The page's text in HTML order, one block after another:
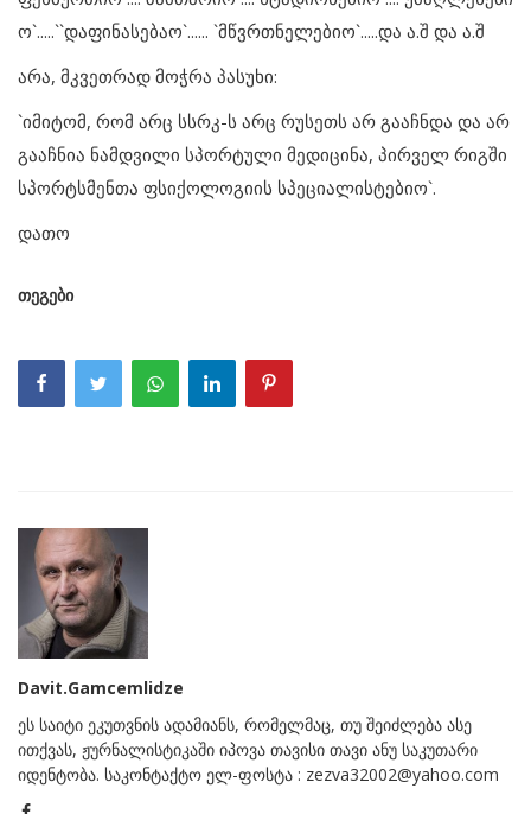
ო`.....``დაფინასებაო`...... `მწვრთნელებიო`.....და ა.შ და ა.შ
არა, მკვეთრად მოჭრა პასუხი:
`იმიტომ, რომ არც სსრკ-ს არც რუსეთს არ გააჩნდა და არ
გააჩნია ნამდვილი სპორტული მედიცინა, პირველ რიგში
სპორტსმენთა ფსიქოლოგიის სპეციალისტებიო`.
დათო
თეგები
Davit.Gamcemlidze
ეს საიტი ეკუთვნის ადამიანს, რომელმაც, თუ შეიძლება ასე
ითქვას, ჟურნალისტიკაში იპოვა თავისი თავი ანუ საკუთარი
იდენტობა. საკონტაქტო ელ-ფოსტა : zezva32002@yahoo.com